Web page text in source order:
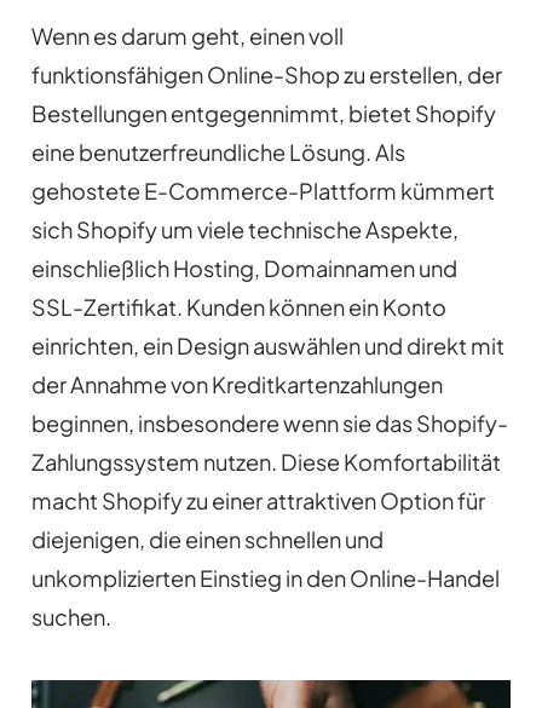
Wenn es darum geht, einen voll
funktionsfähigen Online-Shop zu erstellen, der
Bestellungen entgegennimmt, bietet Shopify
eine benutzerfreundliche Lösung. Als
gehostete E-Commerce-Plattform kümmert
sich Shopify um viele technische Aspekte,
einschließlich Hosting, Domainnamen und
SSL-Zertifikat. Kunden können ein Konto
einrichten, ein Design auswählen und direkt mit
der Annahme von Kreditkartenzahlungen
beginnen, insbesondere wenn sie das Shopify-
Zahlungssystem nutzen. Diese Komfortabilität
macht Shopify zu einer attraktiven Option für
diejenigen, die einen schnellen und
unkomplizierten Einstieg in den Online-Handel
suchen.